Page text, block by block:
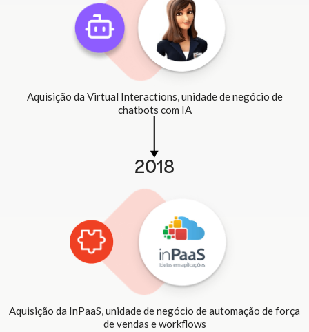
Aquisição da Virtual Interactions, unidade de negócio de
chatbots com IA
2018
Aquisição da InPaaS, unidade de negócio de automação de força
de vendas e workflows